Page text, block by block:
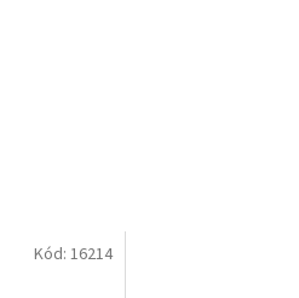
Kód: 16214